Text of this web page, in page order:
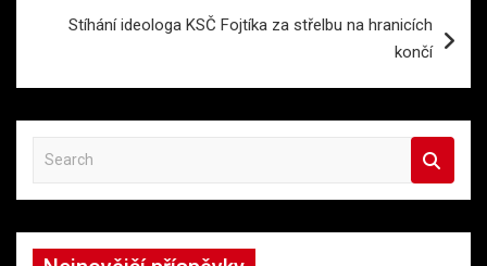
Stíhání ideologa KSČ Fojtíka za střelbu na hranicích
končí
a
r